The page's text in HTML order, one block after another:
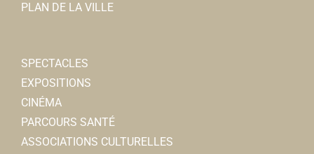
PLAN DE LA VILLE
SPECTACLES
EXPOSITIONS
CINÉMA
PARCOURS SANTÉ
ASSOCIATIONS CULTURELLES